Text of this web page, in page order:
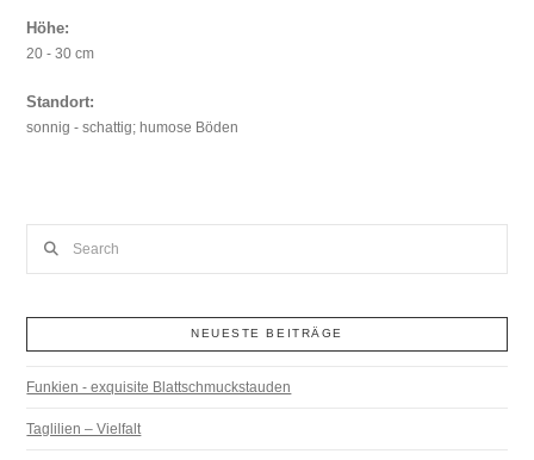
Höhe:
20 - 30 cm
Standort:
sonnig - schattig; humose Böden
NEUESTE BEITRÄGE
Funkien - exquisite Blattschmuckstauden
Taglilien – Vielfalt